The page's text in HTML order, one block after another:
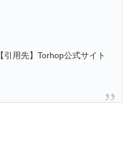
【引用先】Torhop公式サイト